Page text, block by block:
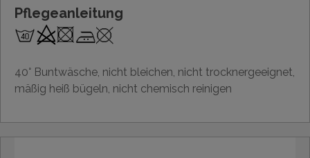
Pflegeanleitung
40° Buntwäsche, nicht bleichen, nicht trocknergeeignet,
mäßig heiß bügeln, nicht chemisch reinigen